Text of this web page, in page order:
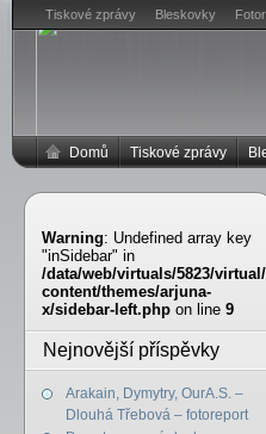
Tiskové zprávy Bleskovky
Domů Tiskové zprávy
Warning: Undefined array key
"inSidebar" in
/data/web/virtuals/5823/
content/themes/arjuna-
x/sidebar-left.php on line 9
Nejnovější příspěvky
Arakain, Dymytry, OurA.S. –
Dlouhá Třebová – fotoreport